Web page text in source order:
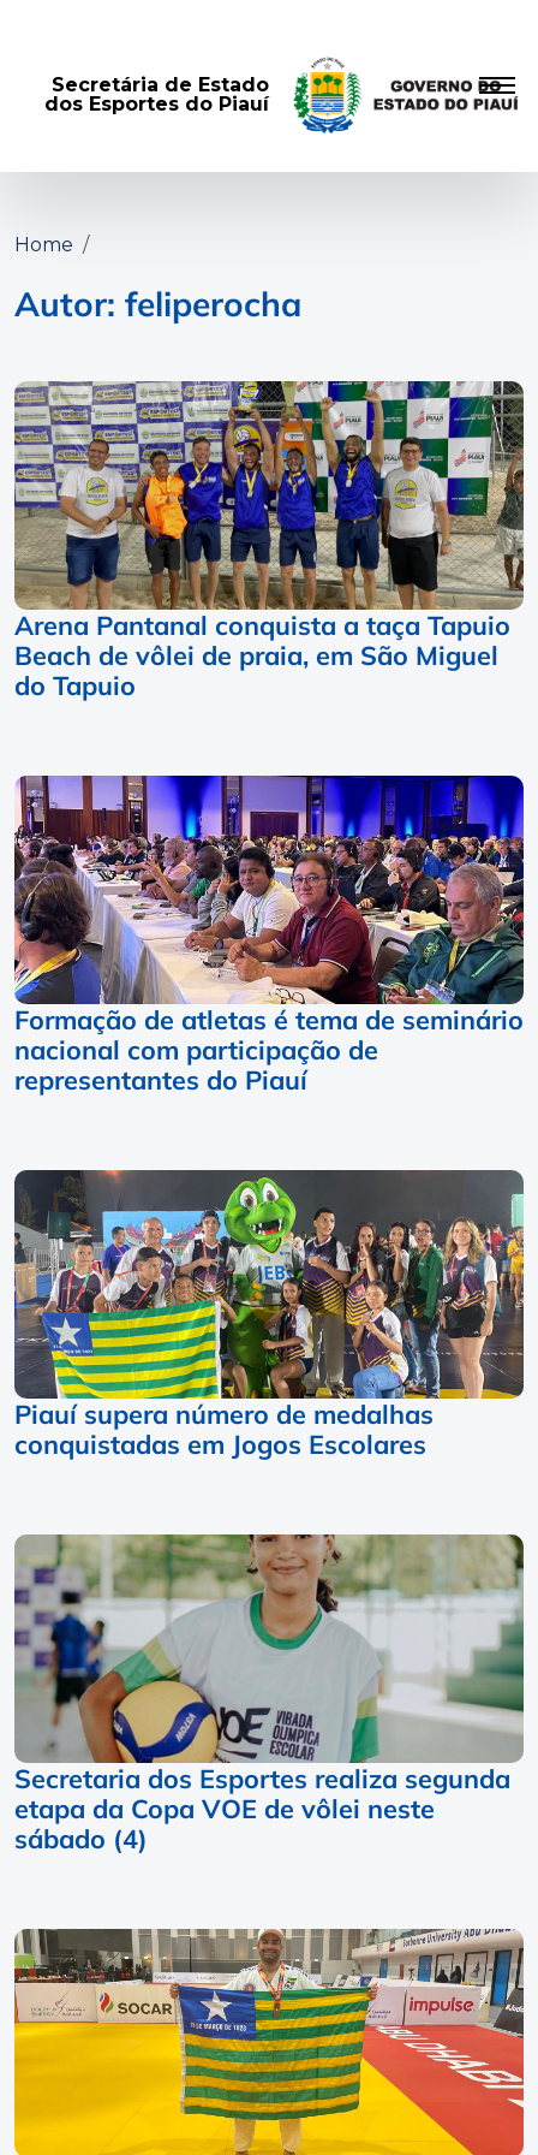
Secretária de Estado
dos Esportes do Piauí
Home
Autor: feliperocha
Arena Pantanal conquista a taça Tapuio
Beach de vôlei de praia, em São Miguel
do Tapuio
Formação de atletas é tema de seminário
nacional com participação de
representantes do Piauí
Piauí supera número de medalhas
conquistadas em Jogos Escolares
Secretaria dos Esportes realiza segunda
etapa da Copa VOE de vôlei neste
sábado (4)